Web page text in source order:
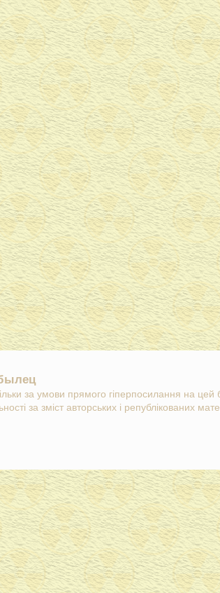
за умови прямого гіперпосилання на цей
за зміст авторських і републікованих